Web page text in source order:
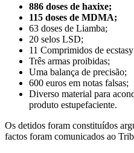
886 doses de haxixe;
115 doses de MDMA;
63 doses de Liamba;
20 selos LSD;
11 Comprimidos de
Três armas proibidas;
Uma balança de precisão;
600 euros em notas falsas;
Diverso material para
produto estupefaciente.
Os detidos foram constituídos
factos foram comunicados ao